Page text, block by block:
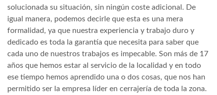
solucionada su situación, sin ningún coste adicional. De
igual manera, podemos decirle que esta es una mera
formalidad, ya que nuestra experiencia y trabajo duro y
dedicado es toda la garantía que necesita para saber que
cada uno de nuestros trabajos es impecable. Son más de 17
años que hemos estar al servicio de la localidad y en todo
ese tiempo hemos aprendido una o dos cosas, que nos han
permitido ser la empresa líder en cerrajería de toda la zona.